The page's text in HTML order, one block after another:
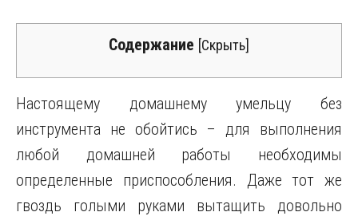
Содержание [Скрыть]
Настоящему домашнему умельцу без
инструмента не обойтись – для выполнения
любой домашней работы необходимы
определенные приспособления. Даже тот же
гвоздь голыми руками вытащить довольно